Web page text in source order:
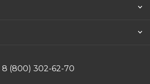
8 (800) 302-62-70